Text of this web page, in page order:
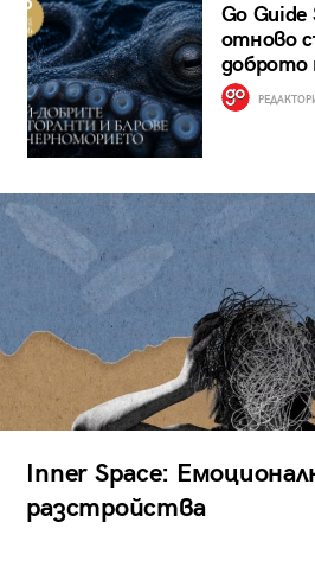
Go Guide
отново
доброто
Inner Space:
разстройства